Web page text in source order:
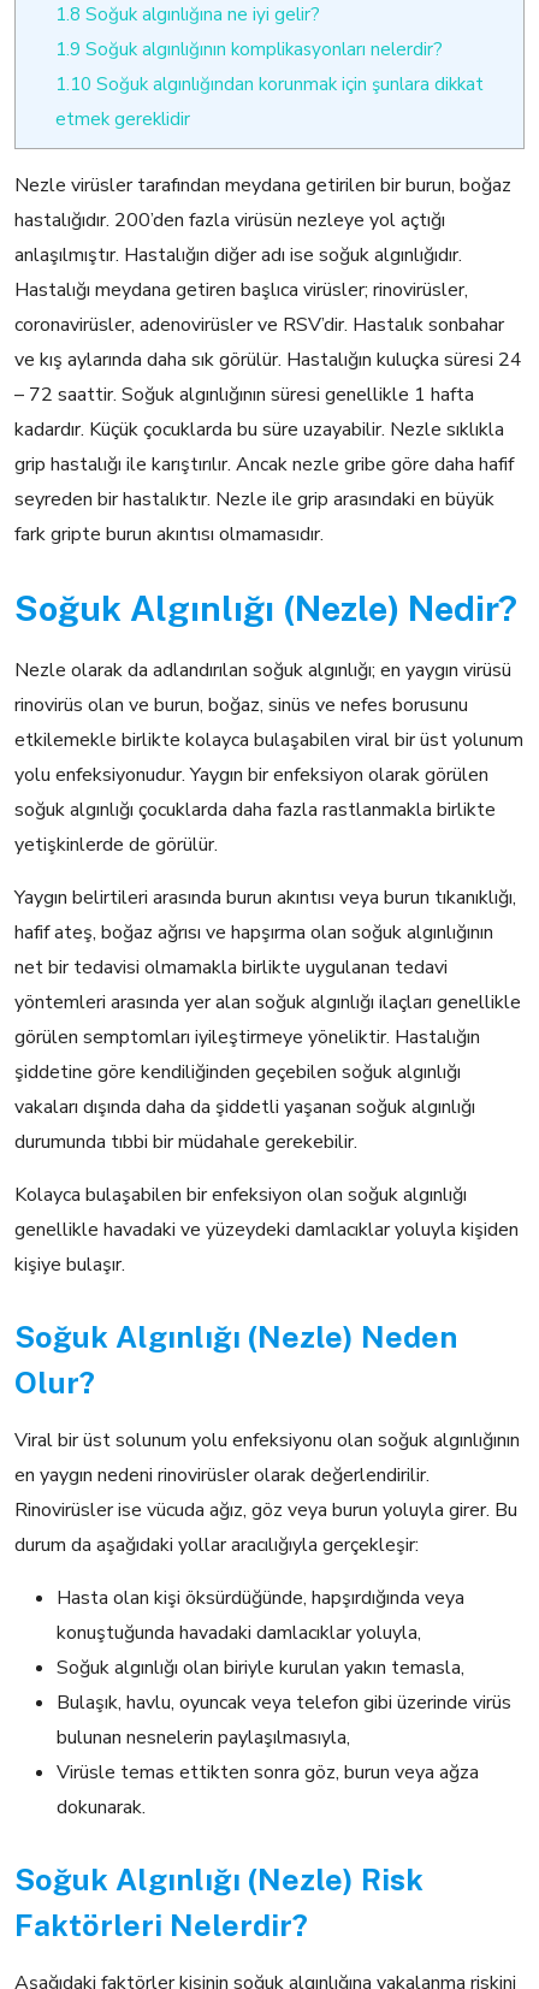
1.8 Soğuk algınlığına ne iyi gelir?
1.9 Soğuk algınlığının komplikasyonları nelerdir?
1.10 Soğuk algınlığından korunmak için şunlara dikkat
etmek gereklidir
Nezle virüsler tarafından meydana getirilen bir burun, boğaz
hastalığıdır. 200’den fazla virüsün nezleye yol açtığı
anlaşılmıştır. Hastalığın diğer adı ise soğuk algınlığıdır.
Hastalığı meydana getiren başlıca virüsler; rinovirüsler,
coronavirüsler, adenovirüsler ve RSV’dir. Hastalık sonbahar
ve kış aylarında daha sık görülür. Hastalığın kuluçka süresi 24
– 72 saattir. Soğuk algınlığının süresi genellikle 1 hafta
kadardır. Küçük çocuklarda bu süre uzayabilir. Nezle sıklıkla
grip hastalığı ile karıştırılır. Ancak nezle gribe göre daha hafif
seyreden bir hastalıktır. Nezle ile grip arasındaki en büyük
fark gripte burun akıntısı olmamasıdır.
Soğuk Algınlığı (Nezle) Nedir?
Nezle olarak da adlandırılan soğuk algınlığı; en yaygın virüsü
rinovirüs olan ve burun, boğaz, sinüs ve nefes borusunu
etkilemekle birlikte kolayca bulaşabilen viral bir üst yolunum
yolu enfeksiyonudur. Yaygın bir enfeksiyon olarak görülen
soğuk algınlığı çocuklarda daha fazla rastlanmakla birlikte
yetişkinlerde de görülür.
Yaygın belirtileri arasında burun akıntısı veya burun tıkanıklığı,
hafif ateş, boğaz ağrısı ve hapşırma olan soğuk algınlığının
net bir tedavisi olmamakla birlikte uygulanan tedavi
yöntemleri arasında yer alan soğuk algınlığı ilaçları genellikle
görülen semptomları iyileştirmeye yöneliktir. Hastalığın
şiddetine göre kendiliğinden geçebilen soğuk algınlığı
vakaları dışında daha da şiddetli yaşanan soğuk algınlığı
durumunda tıbbi bir müdahale gerekebilir.
Kolayca bulaşabilen bir enfeksiyon olan soğuk algınlığı
genellikle havadaki ve yüzeydeki damlacıklar yoluyla kişiden
kişiye bulaşır.
Soğuk Algınlığı (Nezle) Neden
Olur?
Viral bir üst solunum yolu enfeksiyonu olan soğuk algınlığının
en yaygın nedeni rinovirüsler olarak değerlendirilir.
Rinovirüsler ise vücuda ağız, göz veya burun yoluyla girer. Bu
durum da aşağıdaki yollar aracılığıyla gerçekleşir:
Hasta olan kişi öksürdüğünde, hapşırdığında veya
konuştuğunda havadaki damlacıklar yoluyla,
Soğuk algınlığı olan biriyle kurulan yakın temasla,
Bulaşık, havlu, oyuncak veya telefon gibi üzerinde virüs
bulunan nesnelerin paylaşılmasıyla,
Virüsle temas ettikten sonra göz, burun veya ağza
dokunarak.
Soğuk Algınlığı (Nezle) Risk
Faktörleri Nelerdir?
Aşağıdaki faktörler kişinin soğuk algınlığına yakalanma riskini